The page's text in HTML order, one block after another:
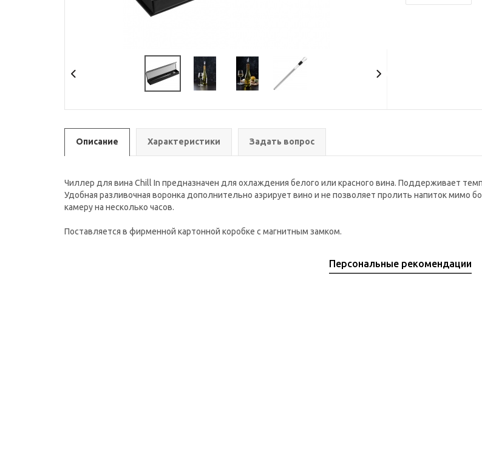
Описание Характеристики Задать вопрос
Чиллер для вина Chill In предназначен для охлаждения белого или красного вина. Поддерживает
Удобная разливочная воронка дополнительно аэрирует вино и не позволяет пролить напиток
камеру на несколько часов.
Поставляется в фирменной картонной коробке с магнитным замком.
Персональные рекомендации